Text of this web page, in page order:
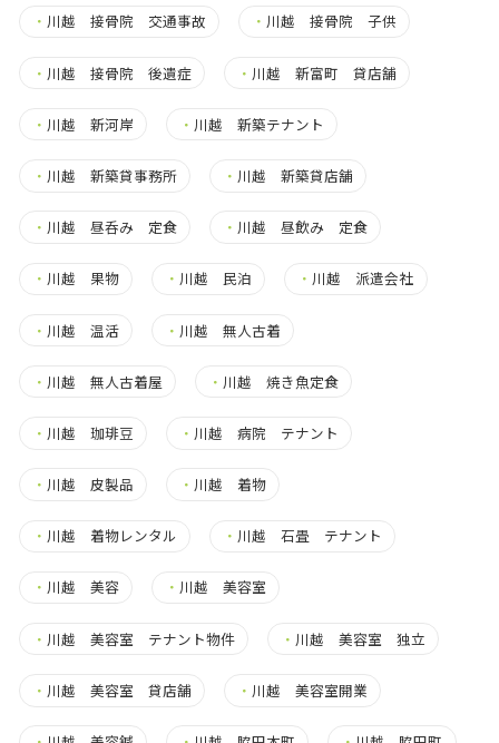
・ 川越 接骨院 交通事故 ・ 川越 接骨院 子供
・ 川越 接骨院 後遺症 ・ 川越 新富町 貸店舗
・ 川越 新河岸 ・ 川越 新築テナント
・ 川越 新築貸事務所 ・ 川越 新築貸店舗
・ 川越 昼呑み 定食 ・ 川越 昼飲み 定食
・ 川越 果物 ・ 川越 民泊 ・ 川越 派遣会社
・ 川越 温活 ・ 川越 無人古着
・ 川越 無人古着屋 ・ 川越 焼き魚定食
・ 川越 珈琲豆 ・ 川越 病院 テナント
・ 川越 皮製品 ・ 川越 着物
・ 川越 着物レンタル ・ 川越 石畳 テナント
・ 川越 美容 ・ 川越 美容室
・ 川越 美容室 テナント物件 ・ 川越 美容室 独立
・ 川越 美容室 貸店舗 ・ 川越 美容室開業